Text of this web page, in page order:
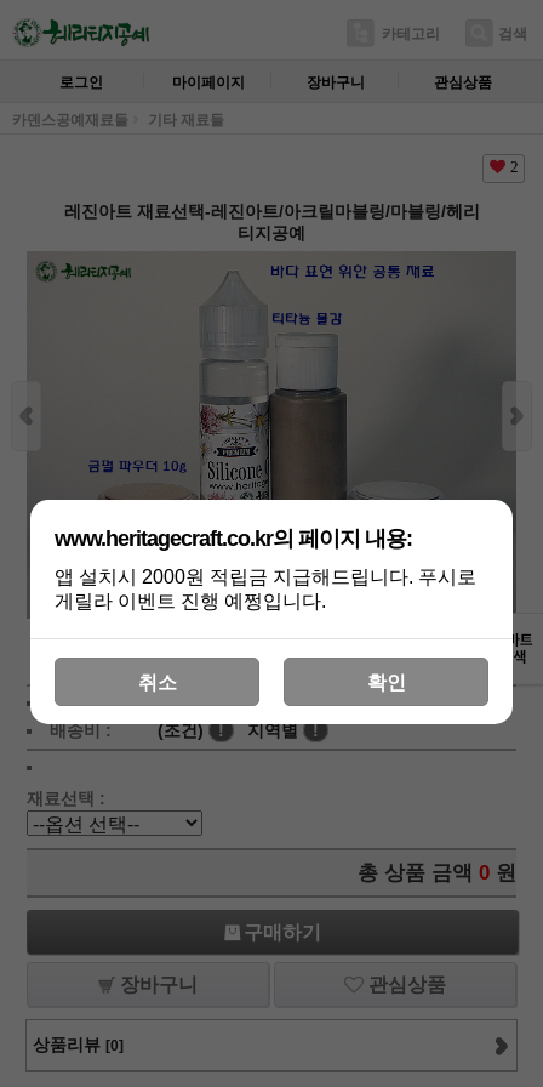
카테고리 검색
로그인 마이페이지 장바구니 관심상품
카덴스공예재료들 기타 재료들
2
레진아트 재료선택-레진아트/아크릴마블링/마블링/헤리
티지공예
상품가 : 2,500원
배송비 :
(조건) ! 지역별 !
재료선택 :
총 상품 금액 0 원
구매하기
장바구니 관심상품
상품리뷰 [0]
www.heritagecraft.co.kr의 페이지 내용:
앱 설치시 2000원 적립금 지급해드립니다. 푸시로
게릴라 이벤트 진행 예쩡입니다.
취소 확인